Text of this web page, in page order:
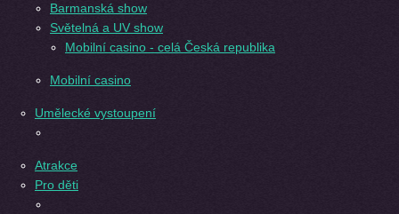
Barmanská show
Světelná a UV show
Mobilní casino - celá Česká republika
Mobilní casino
Umělecké vystoupení
Atrakce
Pro děti